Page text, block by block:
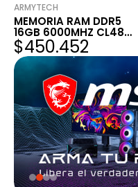
ARMYTECH
MEMORIA RAM DDR5
16GB 6000MHZ CL48
ADATA XPG LANCER
BLADE RGB BLACK
$450.452